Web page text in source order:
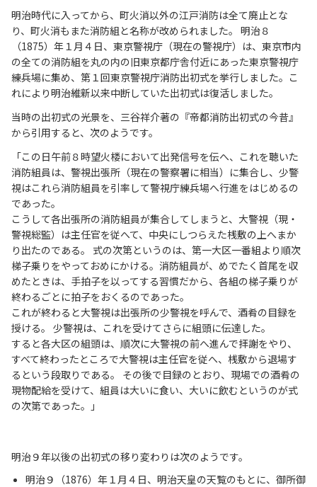
明治時代に入ってから、町火消以外の江戸消防は全て廃止とな
り、町火消もまた消防組と名称が改められました。 明治８
（1875）年１月４日、東京警視庁（現在の警視庁）は、東京市内
の全ての消防組を丸の内の旧東京都庁舎付近にあった東京警視庁
練兵場に集め、第１回東京警視庁消防出初式を挙行しました。こ
れにより明治維新以来中断していた出初式は復活しました。
当時の出初式の光景を、三谷祥介著の『帝都消防出初式の今昔』
から引用すると、次のようです。
「この日午前８時望火楼において出発信号を伝へ、これを聴いた
消防組員は、警視出張所（現在の警察署に相当）に集合し、少警
視はこれら消防組員を引率して警視庁練兵場へ行進をはじめるの
であった。
こうして各出張所の消防組員が集合してしまうと、大警視（現・
警視総監）は主任官を従へて、中央にしつらえた桟敷の上へまか
り出たのである。 式の次第というのは、第一大区一番組より順次
梯子乗りをやっておめにかける。消防組員が、めでたく首尾を収
めたときは、手拍子を以ってする習慣だから、各組の梯子乗りが
終わるごとに拍子をおくるのであった。
これが終わると大警視は出張所の少警視を呼んで、酒肴の目録を
授ける。 少警視は、これを受けてさらに組頭に伝達した。
すると各大区の組頭は、順次に大警視の前へ進んで拝謝をやり、
すべて終わったところで大警視は主任官を従へ、桟敷から退場す
るという段取りである。 その後で目録のとおり、現場での酒肴の
現物配給を受けて、組員は大いに食い、大いに飲むというのが式
の次第であった。」
明治９年以後の出初式の移り変わりは次のようです。
明治９（1876）年１月４日、明治天皇の天覧のもとに、御所御